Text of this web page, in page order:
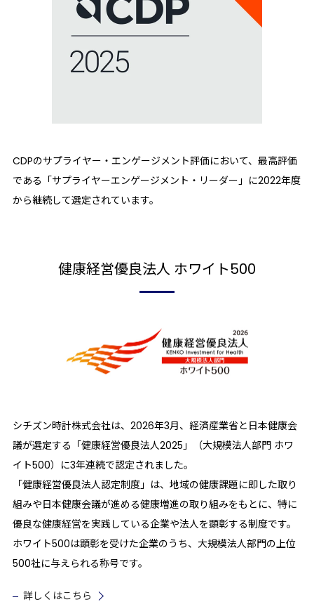
CDPのサプライヤー・エンゲージメント評価において、最高評価
である「サプライヤーエンゲージメント・リーダー」に2022年度
から継続して選定されています。
健康経営優良法人 ホワイト500
シチズン時計株式会社は、2026年3月、経済産業省と日本健康会
議が選定する「健康経営優良法人2025」（大規模法人部門 ホワ
イト500）に3年連続で認定されました。
「健康経営優良法人認定制度」は、地域の健康課題に即した取り
組みや日本健康会議が進める健康増進の取り組みをもとに、特に
優良な健康経営を実践している企業や法人を顕彰する制度です。
ホワイト500は顕彰を受けた企業のうち、大規模法人部門の上位
500社に与えられる称号です。
詳しくはこちら